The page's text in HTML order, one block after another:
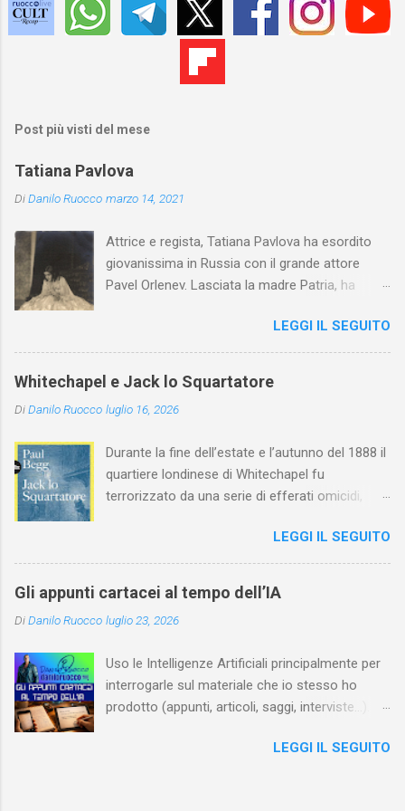
Post più visti del mese
Tatiana Pavlova
DiDanilo Ruocco marzo 14, 2021
Attrice e regista, Tatiana Pavlova ha esordito
giovanissima in Russia con il grande attore
Pavel Orlenev. Lasciata la madre Patria, ha
l'arte della Pavlova ha raggiunto la piena
maturità ed è stata in grado di rinnovare
profondamente l'attardato mondo teatrale
LEGGI IL SEGUITO
Whitechapel e Jack lo Squartatore
DiDanilo Ruocco luglio 16, 2026
Durante la fine dell’estate e l’autunno del 1888 il
quartiere londinese di Whitechapel fu
terrorizzato da una serie di efferati omicidi,
assassino ribattezzato Jack lo Squartatore la
cui identità, tutt’oggi, resta ignota. Paul Begg in
Jack lo Squartatore: la vera storia , edito da
Utet, ricostruisce non solo i cinque omicidi
“canonicamente” addebitati a Jack lo
capitoli, soprattutto) a ricostruire la storia di
Whitechapel e del East End e a ricapitolare le
lotte intestine al Ministero dell’Interno. Ne esce
sociale dell'Inghilterra vittoriana era
LEGGI IL SEGUITO
Gli appunti cartacei al tempo dell’IA
DiDanilo Ruocco luglio 23, 2026
Uso le Intelligenze Artificiali principalmente per
interrogarle sul materiale che io stesso ho
prodotto (appunti, articoli, saggi, interviste…).
al mio lavoro, per esempio evidenziando
LEGGI IL SEGUITO